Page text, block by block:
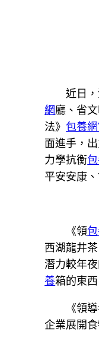
近日
網廳、省
法》包養
面進手，
力學抗衡
平安安康
《領
西湖龍井
潛力較年
養箱的東
《領
企業展開